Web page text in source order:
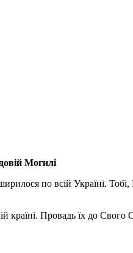
Могилі
по всій Україні.
країні. Провадь їх до Свого